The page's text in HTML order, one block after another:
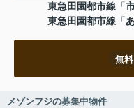
東急田園都市線 「
東急田園都市線 「
無料
メゾンフジの募集中物件